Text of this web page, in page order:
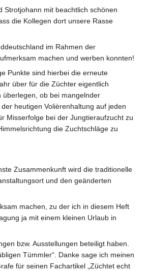
Strotjohann mit beachtlich schönen
die Kollegen dort unsere Rasse
im Rahmen der
machen und werben konnten!
Punkte sind hierbei die erneute
über für die Züchter eigentlich
überlegen, ob bei mangelnder
heutigen Volièrenhaltung auf jeden
Misserfolge bei der Jungtieraufzucht zu
die Zuchtschläge zu
Zusammenkunft wird die traditionelle
und den geänderten
machen, zu der ich in diesem Heft
ja mit einem kleinen Urlaub in
bzw. Ausstellungen beteiligt haben.
Tümmler“. Danke sage ich meinen
für seinen Fachartikel „Züchtet echt